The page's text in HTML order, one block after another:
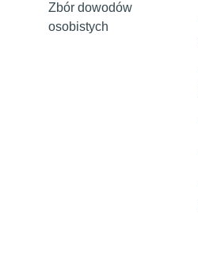
Zbór dowodów
osobistych